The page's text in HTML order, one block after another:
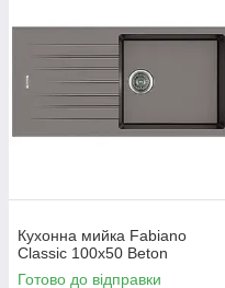
Кухонна мийка Fabiano
Classic 100x50 Beton
Готово до відправки